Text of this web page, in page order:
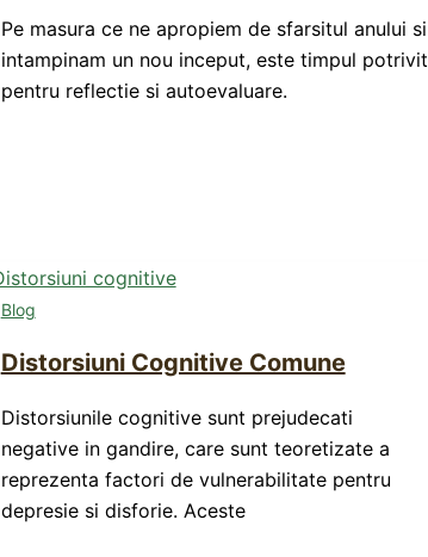
Pe masura ce ne apropiem de sfarsitul anului si
intampinam un nou inceput, este timpul potrivit
pentru reflectie si autoevaluare.
Blog
Distorsiuni Cognitive Comune
Distorsiunile cognitive sunt prejudecati
negative in gandire, care sunt teoretizate a
reprezenta factori de vulnerabilitate pentru
depresie si disforie. Aceste